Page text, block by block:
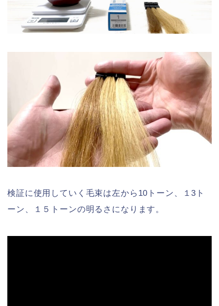
検証に使用していく毛束は左から10トーン、１3ト
ーン、１５トーンの明るさになります。